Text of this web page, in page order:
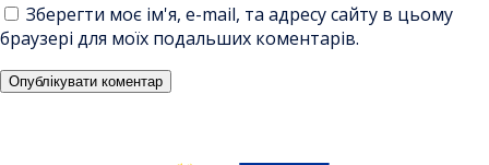
Зберегти моє ім'я, e-mail, та адресу сайту в цьому
браузері для моїх подальших коментарів.